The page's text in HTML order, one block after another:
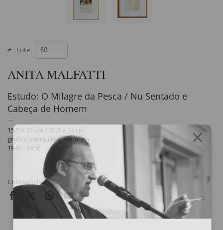
Lote
ANITA MALFATTI
Estudo: O Milagre da Pesca / Nu Sentado e
Cabeça de Homem
15,5 x 24 cm / 31,5 x 24 cm
grafite, nanquim e aquarela
1940 - 1950
Compartilhar